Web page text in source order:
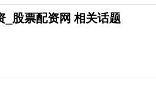
_股票配资网 相关话题